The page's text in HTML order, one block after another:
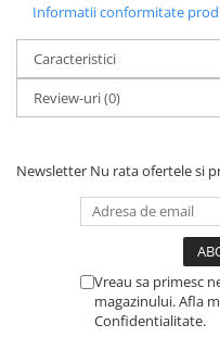
Informatii conformitate
Caracteristici
Review-uri(0)
Newsletter Nu rata ofertele si
Vreau sa primesc
magazinului. Afla
Confidentialitate.